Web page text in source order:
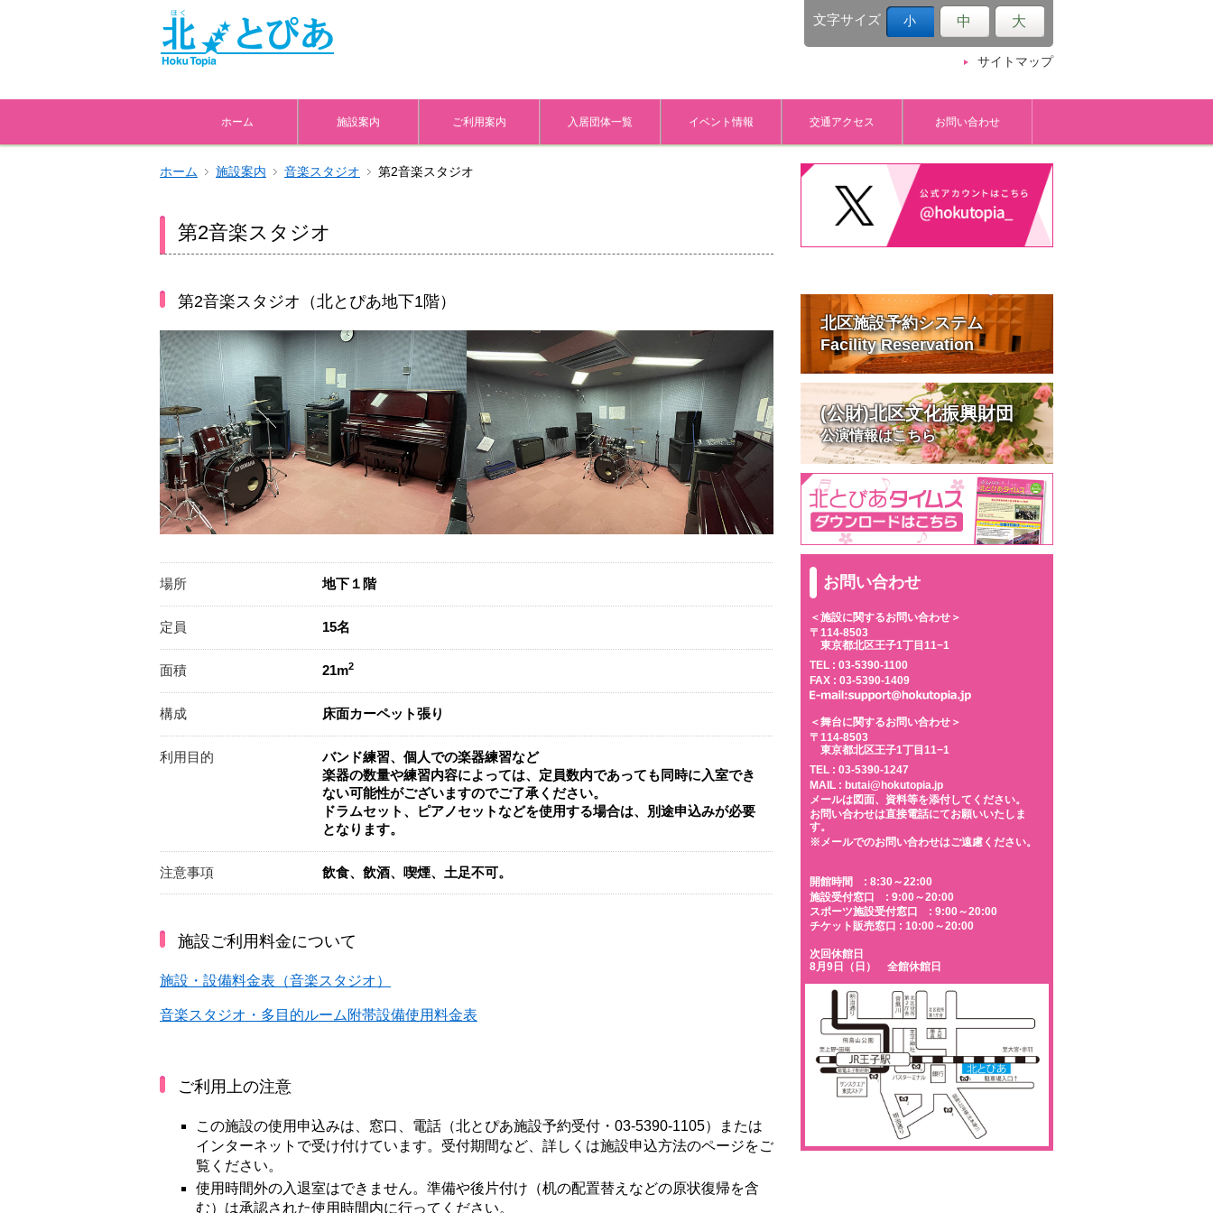
サイトマップ
文字サイズ 小 中 大
ホーム 施設案内 ご利用案内 入居団体一覧 イベント情報 交通アクセス お問い合わせ
ホーム 施設案内 音楽スタジオ 第2音楽スタジオ
第2音楽スタジオ
第2音楽スタジオ（北とぴあ地下1階）
場所 地下１階
定員 15名
面積 21m2
構成 床面カーペット張り
利用目的
バンド練習、個人での楽器練習など
楽器の数量や練習内容によっては、定員数内であっても同時に入室でき
ない可能性がございますのでご了承ください。
ドラムセット、ピアノセットなどを使用する場合は、別途申込みが必要
となります。
注意事項 飲食、飲酒、喫煙、土足不可。
施設ご利用料金について
施設・設備料金表（音楽スタジオ）
音楽スタジオ・多目的ルーム附帯設備使用料金表
ご利用上の注意
この施設の使用申込みは、窓口、電話（北とぴあ施設予約受付・ 03-5390-1105）または
インターネットで受け付けています。受付期間など、詳しくは施設申込方法のページをご
覧ください。
使用時間外の入退室はできません。準備や後片付け（机の配置替えなどの原状復帰を含
む）は承認された使用時間内に行ってください。
北区施設予約システム
Facility Reservation
(公財)北区文化振興財団
公演情報はこちら
お問い合わせ
＜施設に関するお問い合わせ＞
〒114-8503
東京都北区王子1丁目11−1
TEL : 03-5390-1100
FAX : 03-5390-1409
＜舞台に関するお問い合わせ＞
〒114-8503
東京都北区王子1丁目11−1
TEL : 03-5390-1247
MAIL : butai@hokutopia.jp
メールは図面、資料等を添付してください。
お問い合わせは直接電話にてお願いいたしま
す。
※メールでのお問い合わせはご遠慮ください。
開館時間 : 8:30～22:00
施設受付窓口 : 9:00～20:00
スポーツ施設受付窓口 : 9:00～20:00
チケット販売窓口 : 10:00～20:00
次回休館日
8月9日（日） 全館休館日